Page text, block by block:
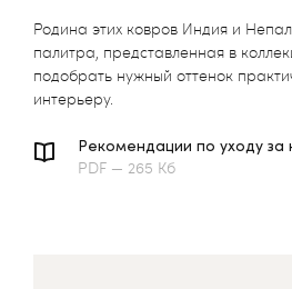
Родина этих ковров Индия и
палитра, представленная в
подобрать нужный оттенок
интерьеру.
Рекомендации по уходу за
PDF — 265 Кб